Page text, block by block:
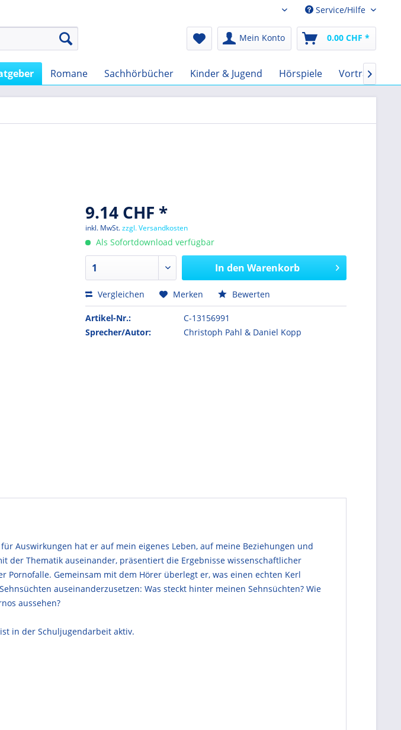
Audio-Book CHFService/Hilfe
Mein Konto 0.00 CHF *
Romane Sachhörbücher Kinder & Jugend Hörspiele Vorträge

9.14 CHF *
inkl. MwSt.zzgl. Versandkosten
Als Sofortdownload verfügbar
In den Warenkorb
Vergleichen Merken Bewerten
Artikel-Nr.:
C-13156991
Sprecher/Autor:
Christoph Pahl & Daniel Kopp
Auswirkungen hat er auf mein eigenes Leben, auf meine Beziehungen und
der Thematik auseinander, präsentiert die Ergebnisse wissenschaftlicher
Gemeinsam mit dem Hörer überlegt er, was einen echten Kerl
auseinanderzusetzen: Was steckt hinter meinen Sehnsüchten? Wie
aussehen?
in der Schuljugendarbeit aktiv.